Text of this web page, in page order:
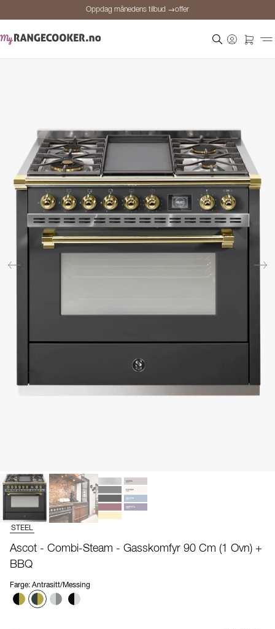
Oppdag månedens tilbud →offer
STEEL
Ascot - Combi-Steam - Gasskomfyr 90 Cm (1 Ovn) +
BBQ
Farge: Antrasitt/Messing